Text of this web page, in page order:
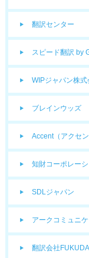
翻訳センター
スピード翻訳 by
WIPジャパン株式
ブレインウッズ
Accent（アクセン
知財コーポレー
SDLジャパン
アークコミュニ
翻訳会社